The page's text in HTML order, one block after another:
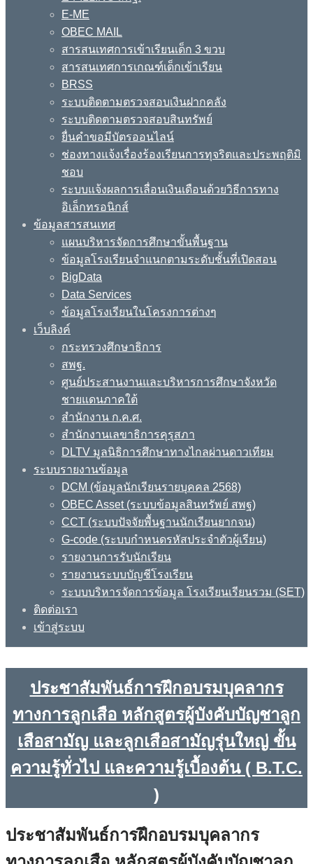
E-ME
OBEC MAIL
สารสนเทศการเข้าเรียนเด็ก 3 ขวบ
สารสนเทศการเกณฑ์เด็กเข้าเรียน
BRSS
ระบบติดตามตรวจสอบเงินฝากคลัง
ระบบติดตามตรวจสอบสินทรัพย์
ยื่นคำขอมีบัตรออนไลน์
ช่องทางแจ้งเรื่องร้องเรียนการทุจริตและประพฤติมิ
ชอบ
ระบบแจ้งผลการเลื่อนเงินเดือนด้วยวิธีการทาง
อิเล็กทรอนิกส์
ข้อมูลสารสนเทศ
แผนบริหารจัดการศึกษาขั้นพื้นฐาน
ข้อมูลโรงเรียนจำแนกตามระดับชั้นที่เปิดสอน
BigData
Data Services
ข้อมูลโรงเรียนในโครงการต่างๆ
เว็บลิงค์
กระทรวงศึกษาธิการ
สพฐ.
ศูนย์ประสานงานและบริหารการศึกษาจังหวัด
ชายแดนภาคใต้
สำนักงาน ก.ค.ศ.
สำนักงานเลขาธิการคุรุสภา
DLTV มูลนิธิการศึกษาทางไกลผ่านดาวเทียม
ระบบรายงานข้อมูล
DCM (ข้อมูลนักเรียนรายบุคคล 2568)
OBEC Asset (ระบบข้อมูลสินทรัพย์ สพฐ)
CCT (ระบบปัจจัยพื้นฐานนักเรียนยากจน)
G-code (ระบบกำหนดรหัสประจำตัวผู้เรียน)
รายงานการรับนักเรียน
รายงานระบบบัญชีโรงเรียน
ระบบบริหารจัดการข้อมูล โรงเรียนเรียนรวม (SET)
ติดต่อเรา
เข้าสู่ระบบ
ประชาสัมพันธ์การฝึกอบรมบุคลากร
ทางการลูกเสือ หลักสูตรผู้บังคับบัญชาลูก
เสือสามัญ และลูกเสือสามัญรุ่นใหญ่ ขั้น
ความรู้ทั่วไป และความรู้เบื้องต้น ( B.T.C.
)
ประชาสัมพันธ์การฝึกอบรมบุคลากร